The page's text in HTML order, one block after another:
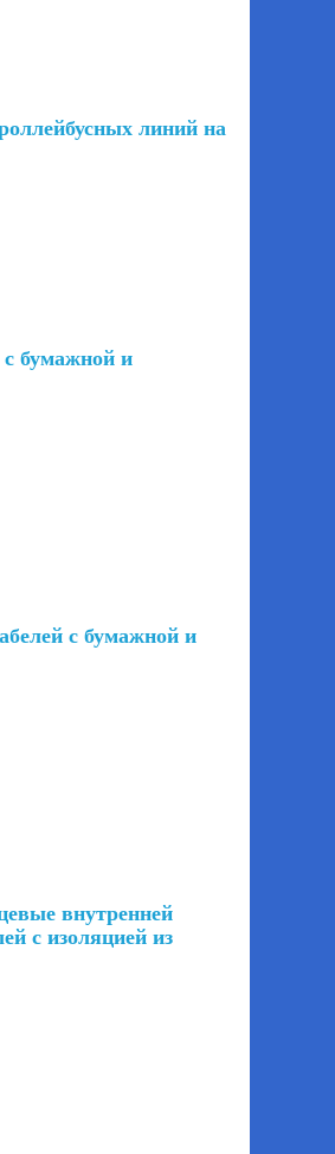
линий на
бумажной и
с бумажной и
внутренней
с изоляцией из